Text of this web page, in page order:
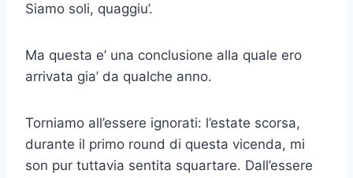
Siamo soli, quaggiu’.
Ma questa e’ una conclusione alla quale ero
arrivata gia’ da qualche anno.
Torniamo all’essere ignorati: l’estate scorsa,
durante il primo round di questa vicenda, mi
son pur tuttavia sentita squartare. Dall’essere